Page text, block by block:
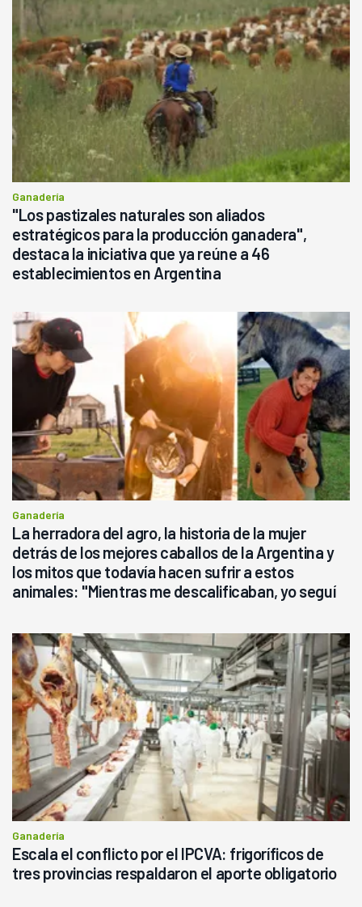
Ganadería
"Los pastizales naturales son aliados
estratégicos para la producción ganadera",
destaca la iniciativa que ya reúne a 46
establecimientos en Argentina
Ganadería
La herradora del agro, la historia de la mujer
detrás de los mejores caballos de la Argentina y
los mitos que todavía hacen sufrir a estos
animales: "Mientras me descalificaban, yo seguí
Ganadería
Escala el conflicto por el IPCVA: frigoríficos de
tres provincias respaldaron el aporte obligatorio